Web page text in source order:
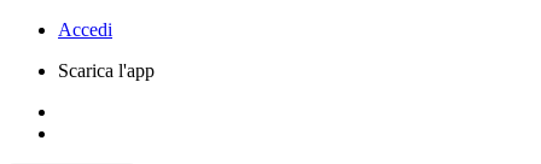
Accedi
Scarica l'app